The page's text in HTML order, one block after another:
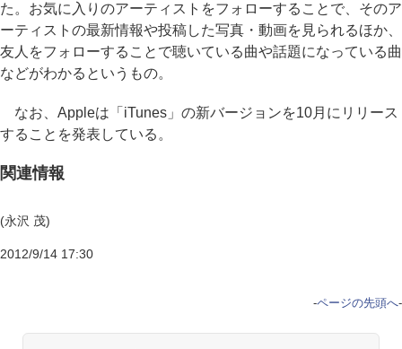
た。お気に入りのアーティストをフォローすることで、そのア
ーティストの最新情報や投稿した写真・動画を見られるほか、
友人をフォローすることで聴いている曲や話題になっている曲
などがわかるというもの。
なお、Appleは「iTunes」の新バージョンを10月にリリース
することを発表している。
関連情報
(永沢 茂)
2012/9/14 17:30
-ページの先頭へ-